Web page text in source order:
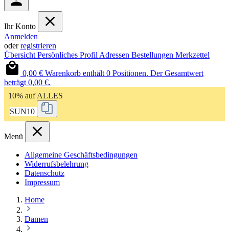
Ihr Konto
Anmelden
oderregistrieren
Übersicht Persönliches Profil Adressen Bestellungen Merkzettel
0,00 € Warenkorb enthält 0 Positionen. Der Gesamtwert
beträgt 0,00 €.
10% auf ALLES
SUN10
Menü
Allgemeine Geschäftsbedingungen
Widerrufsbelehrung
Datenschutz
Impressum
Home
Damen